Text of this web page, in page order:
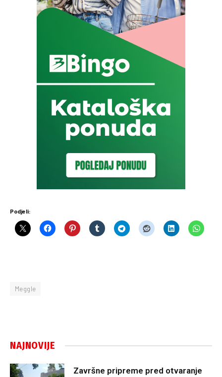
Podjeli:
Meggle
NAJNOVIJE
Završne pripreme pred otvaranje